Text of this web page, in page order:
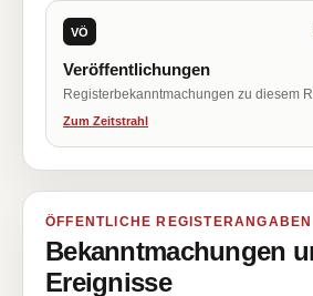
VÖ
Veröffentlichungen
Registerbekanntmachungen zu diesem
Zum Zeitstrahl
ÖFFENTLICHE REGISTERANGABEN
Bekanntmachungen
Ereignisse